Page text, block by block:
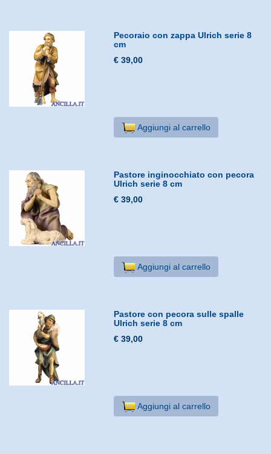
Pecoraio con zappa Ulrich serie 8
cm
€ 39,00
Aggiungi al carrello
Pastore inginocchiato con pecora
Ulrich serie 8 cm
€ 39,00
Aggiungi al carrello
Pastore con pecora sulle spalle
Ulrich serie 8 cm
€ 39,00
Aggiungi al carrello